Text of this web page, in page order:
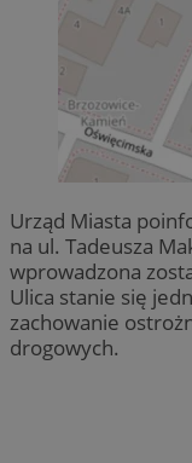
Urząd Miasta
na ul. Tadeusza
wprowadzona
Ulica stanie się
zachowanie
drogowych.